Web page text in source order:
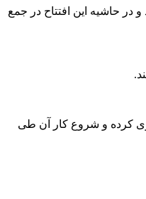
چادرملو را در اردکان افتتاح کرد و در حاشیه این افتتاح در جمع
کرده و شروع کار آن طی